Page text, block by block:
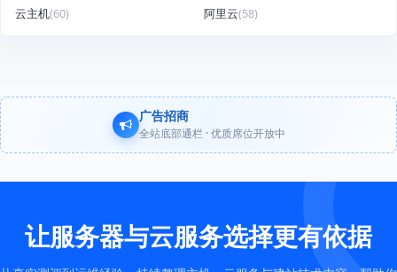
云主机(60) 阿里云(58)
广告招商
全站底部通栏 · 优质席位开放中
让服务器与云服务选择更有依据